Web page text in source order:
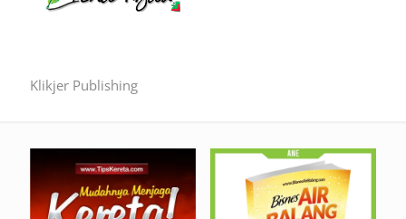
Klikjer Publishing